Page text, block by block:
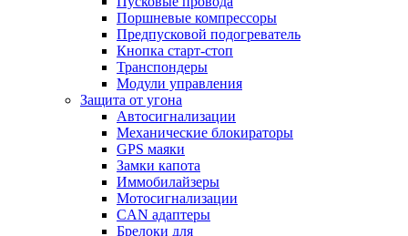
Поршневые компрессоры
Предпусковой подогреватель
Кнопка старт-стоп
Транспондеры
Модули управления
Защита от угона
Автосигнализации
Механические блoкираторы
GPS маяки
Замки капота
Иммобилайзеры
Мотосигнализации
CAN адаптеры
Брелоки для